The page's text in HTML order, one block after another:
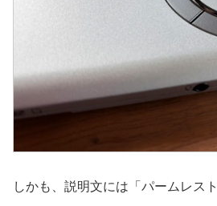
しかも、説明文には「パームレス